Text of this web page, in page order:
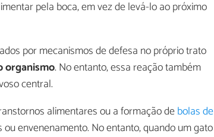
pela boca, em vez de levá-lo ao próximo
por mecanismos de defesa no próprio trato
organismo. No entanto, essa reação também
central.
alimentares ou a formação debolas de
envenenamento. No entanto, quando um gato